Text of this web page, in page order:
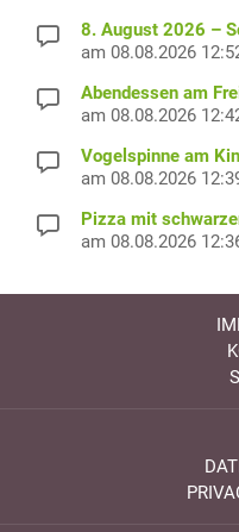
8. August 2026 –
am 08.08.2026
Abendessen am
am 08.08.2026
Vogelspinne am
am 08.08.2026
Pizza mit
am 08.08.2026